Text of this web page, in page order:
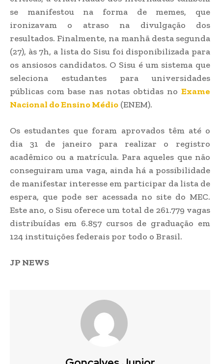
se manifestou na forma de memes, que
ironizavam o atraso na divulgação dos
resultados. Finalmente, na manhã desta segunda
(27), às 7h, a lista do Sisu foi disponibilizada para
os ansiosos candidatos. O Sisu é um sistema que
seleciona estudantes para universidades
públicas com base nas notas obtidas no Exame
Nacional do Ensino Médio (ENEM).
Os estudantes que foram aprovados têm até o
dia 31 de janeiro para realizar o registro
acadêmico ou a matrícula. Para aqueles que não
conseguiram uma vaga, ainda há a possibilidade
de manifestar interesse em participar da lista de
espera, que pode ser acessada no site do MEC.
Este ano, o Sisu oferece um total de 261.779 vagas
distribuídas em 6.857 cursos de graduação em
124 instituições federais por todo o Brasil.
JP NEWS